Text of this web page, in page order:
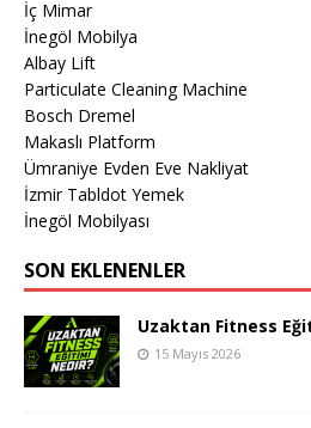
İç Mimar
İnegöl Mobilya
Albay Lift
Particulate Cleaning Machine
Bosch Dremel
Makaslı Platform
Ümraniye Evden Eve Nakliyat
İzmir Tabldot Yemek
İnegöl Mobilyası
SON EKLENENLER
Uzaktan Fitness
15 Mayıs 2026